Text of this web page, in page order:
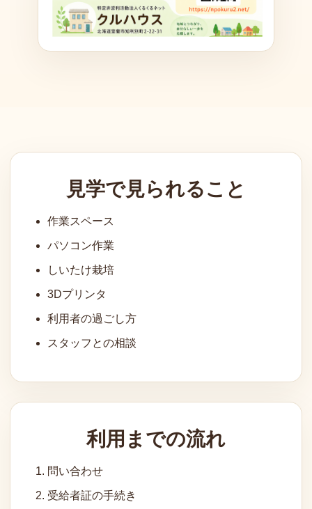
見学で見られること
作業スペース
パソコン作業
しいたけ栽培
3Dプリンタ
利用者の過ごし方
スタッフとの相談
利用までの流れ
問い合わせ
受給者証の手続き